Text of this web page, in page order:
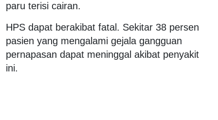
paru terisi cairan.
HPS dapat berakibat fatal. Sekitar 38 persen
pasien yang mengalami gejala gangguan
pernapasan dapat meninggal akibat penyakit
ini.